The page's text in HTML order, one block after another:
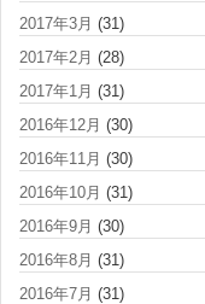
2017年3月 (31)
2017年2月 (28)
2017年1月 (31)
2016年12月 (30)
2016年11月 (30)
2016年10月 (31)
2016年9月 (30)
2016年8月 (31)
2016年7月 (31)